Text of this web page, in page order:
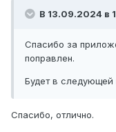
В 13.09.2024 в
Спасибо за
поправлен.
Будет в следующей
Спасибо, отлично.